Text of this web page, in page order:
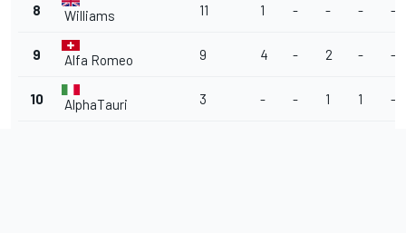
8 Williams 11 1 - - - -
9 Alfa Romeo 9 4 - 2 - -
10 AlphaTauri 3 - - 1 1 -